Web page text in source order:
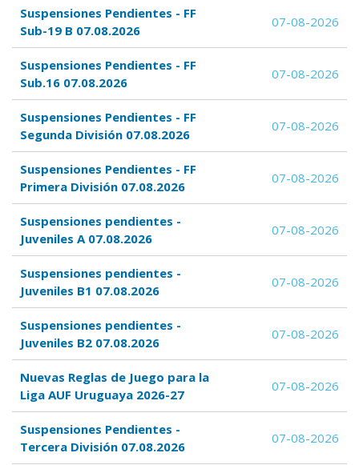
Suspensiones Pendientes - FF
Sub-19 B 07.08.2026
07-08-2026
Suspensiones Pendientes - FF
Sub.16 07.08.2026
07-08-2026
Suspensiones Pendientes - FF
Segunda División 07.08.2026
07-08-2026
Suspensiones Pendientes - FF
Primera División 07.08.2026
07-08-2026
Suspensiones pendientes -
Juveniles A 07.08.2026
07-08-2026
Suspensiones pendientes -
Juveniles B1 07.08.2026
07-08-2026
Suspensiones pendientes -
Juveniles B2 07.08.2026
07-08-2026
Nuevas Reglas de Juego para la
Liga AUF Uruguaya 2026-27
07-08-2026
Suspensiones Pendientes -
Tercera División 07.08.2026
07-08-2026